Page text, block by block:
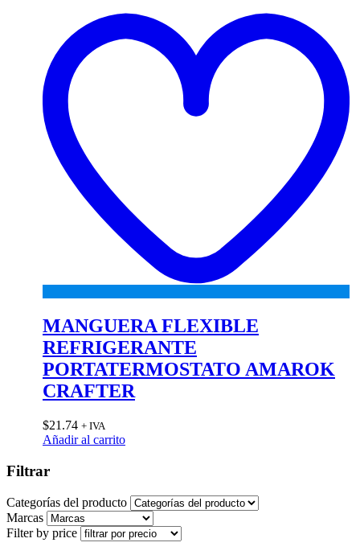
MANGUERA FLEXIBLE
REFRIGERANTE
PORTATERMOSTATO AMAROK
CRAFTER
$21.74 + IVA
Añadir al carrito
Filtrar
Categorías del producto
Marcas
Filter by price